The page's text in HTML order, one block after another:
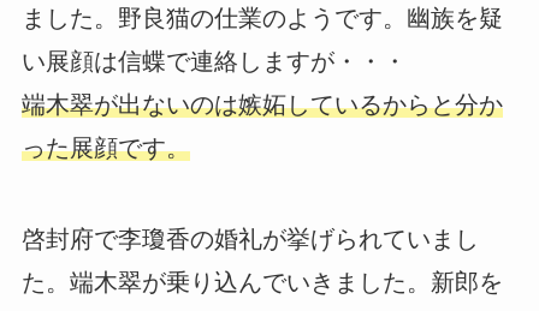
ました。野良猫の仕業のようです。幽族を疑
い展顔は信蝶で連絡しますが・・・
端木翠が出ないのは嫉妬しているからと分か
った展顔です。
啓封府で李瓊香の婚礼が挙げられていまし
た。端木翠が乗り込んでいきました。新郎を